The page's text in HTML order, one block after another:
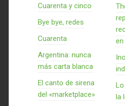
Cuarenta y cinco
Bye bye, redes
Cuarenta
Argentina: nunca
más carta blanca
El canto de sirena
del «marketplace»
la